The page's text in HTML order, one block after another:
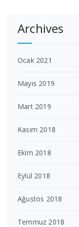
Archives
Ocak 2021
Mayıs 2019
Mart 2019
Kasım 2018
Ekim 2018
Eylül 2018
Ağustos 2018
Temmuz 2018